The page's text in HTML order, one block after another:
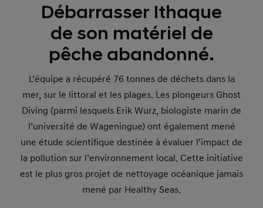
Débarrasser Ithaque
de son matériel de
pêche abandonné.
L’équipe a récupéré 76 tonnes de déchets dans la
mer, sur le littoral et les plages. Les plongeurs Ghost
Diving (parmi lesquels Erik Wurz, biologiste marin de
l’université de Wageningue) ont également mené
une étude scientifique destinée à évaluer l’impact de
la pollution sur l’environnement local. Cette initiative
est le plus gros projet de nettoyage océanique jamais
mené par Healthy Seas.